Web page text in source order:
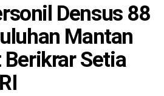
Densus 88
Mantan
Berikrar Setia